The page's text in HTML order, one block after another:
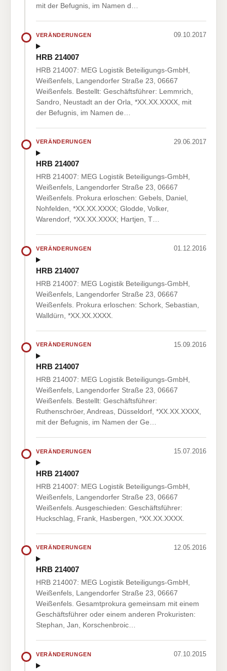
mit der Befugnis, im Namen d…
VERÄNDERUNGEN 09.10.2017
HRB 214007
HRB 214007: MEG Logistik Beteiligungs-GmbH,
Weißenfels, Langendorfer Straße 23, 06667
Weißenfels. Bestellt: Geschäftsführer: Lemmrich,
Sandro, Neustadt an der Orla, *XX.XX.XXXX, mit
der Befugnis, im Namen de…
VERÄNDERUNGEN 29.06.2017
HRB 214007
HRB 214007: MEG Logistik Beteiligungs-GmbH,
Weißenfels, Langendorfer Straße 23, 06667
Weißenfels. Prokura erloschen: Gebels, Daniel,
Nohfelden, *XX.XX.XXXX; Glodde, Volker,
Warendorf, *XX.XX.XXXX; Hartjen, T…
VERÄNDERUNGEN 01.12.2016
HRB 214007
HRB 214007: MEG Logistik Beteiligungs-GmbH,
Weißenfels, Langendorfer Straße 23, 06667
Weißenfels. Prokura erloschen: Schork, Sebastian,
Walldürn, *XX.XX.XXXX.
VERÄNDERUNGEN 15.09.2016
HRB 214007
HRB 214007: MEG Logistik Beteiligungs-GmbH,
Weißenfels, Langendorfer Straße 23, 06667
Weißenfels. Bestellt: Geschäftsführer:
Ruthenschröer, Andreas, Düsseldorf, *XX.XX.XXXX,
mit der Befugnis, im Namen der Ge…
VERÄNDERUNGEN 15.07.2016
HRB 214007
HRB 214007: MEG Logistik Beteiligungs-GmbH,
Weißenfels, Langendorfer Straße 23, 06667
Weißenfels. Ausgeschieden: Geschäftsführer:
Huckschlag, Frank, Hasbergen, *XX.XX.XXXX.
VERÄNDERUNGEN 12.05.2016
HRB 214007
HRB 214007: MEG Logistik Beteiligungs-GmbH,
Weißenfels, Langendorfer Straße 23, 06667
Weißenfels. Gesamtprokura gemeinsam mit einem
Geschäftsführer oder einem anderen Prokuristen:
Stephan, Jan, Korschenbroic…
VERÄNDERUNGEN 07.10.2015